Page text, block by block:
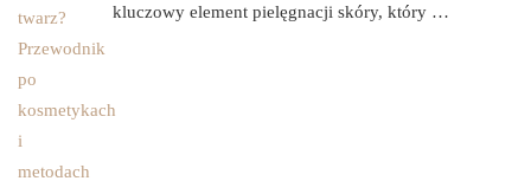
kluczowy element pielęgnacji skóry, który …